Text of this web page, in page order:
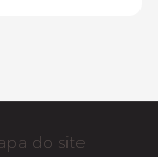
do site